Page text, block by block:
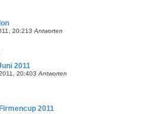
20:213 Antworten
2011
20:403 Antworten
2011